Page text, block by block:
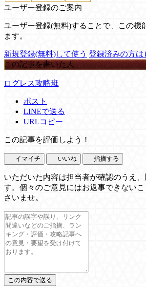
ユーザー登録のご案内
ユーザー登録(無料)することで、この機
ます。
新規登録(無料)して使う 登録済みの方は
この記事を書いた人
ログレス攻略班
ポスト
LINEで送る
URLコピー
この記事を評価しよう！
イマイチ いいね 指摘する
いただいた内容は担当者が確認のうえ
す。個々のご意見にはお返事できない
さいませ。